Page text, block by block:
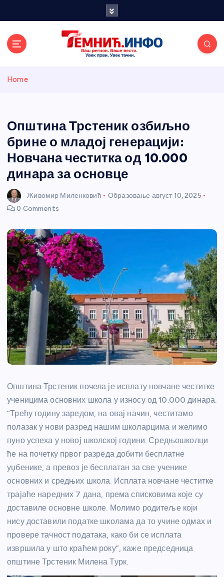
и портал
Home
Општина Трстеник озбиљно
брине о младој генерацији:
Новчана честитка од 10.000
динара за основце
Живомир Миленковић Образовање август 10, 2025
0 Comments
Општина Трстеник почела је исплату новчане честитке
ученицима основних школа у износу од 10.000 динара.
“Трећу годину заредом, на овај начин, честитамо
полазак у нови разред нашим школарцима и желимо
пуно успеха у новој школској години. Средњошколци
ће на почетку првог разреда добити бесплатне
уџбенике, а превоз је бесплатан за све ученике
основних и средњих школа. Исплата новчане честитке
трајаће наредних 7 дана, према списковима које су
доставиле основне школе. Молимо родитеље који
нису доставили податке школама да то учине одмах и
провере тачност података, како би се исплата
извршила у што краћем року”, каже председница
општине Трстеник Милена Турк.